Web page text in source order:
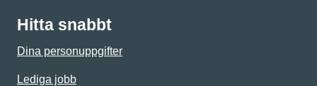
Hitta snabbt
Dina personuppgifter
Lediga jobb